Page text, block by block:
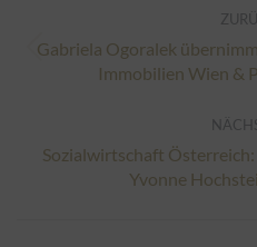
Gabriela Ogoralek
Immobilien Wien &
Sozialwirtschaft
Yvonne